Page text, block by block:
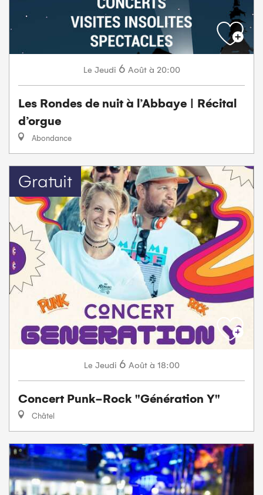
Le Jeudi 6 Août à 20:00
Les Rondes de nuit à l’Abbaye | Récital
d’orgue
Abondance
Gratuit
Le Jeudi 6 Août à 18:00
Concert Punk-Rock "Génération Y"
Châtel